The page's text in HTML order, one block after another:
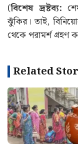
(বিশেষ দ্রষ্টব্য:
ঝুঁকির। তাই,
থেকে পরামর্শ গ্রহণ
Related